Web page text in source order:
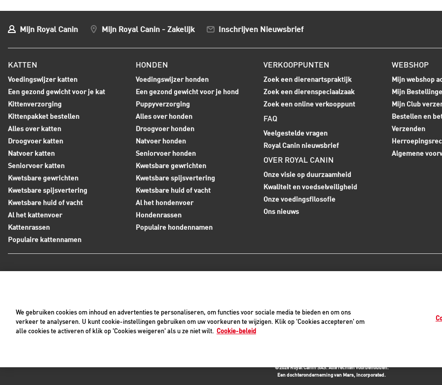
Mijn Royal Canin Mijn Royal Canin - Zakelijk Inschrijven Nieuwsbrief
KATTEN
Voedingswijzer katten
Een gezond gewicht voor je kat
Kittenverzorging
Kittenpakket bestellen
Alles over katten
Droogvoer katten
Natvoer katten
Seniorvoer katten
Kwetsbare gewrichten
Kwetsbare spijsvertering
Kwetsbare huid of vacht
Al het kattenvoer
Kattenrassen
Populaire kattennamen
HONDEN
Voedingswijzer honden
Een gezond gewicht voor je hond
Puppyverzorging
Alles over honden
Droogvoer honden
Natvoer honden
Seniorvoer honden
Kwetsbare gewrichten
Kwetsbare spijsvertering
Kwetsbare huid of vacht
Al het hondenvoer
Hondenrassen
Populaire hondennamen
VERKOOPPUNTEN
Zoek een dierenartspraktijk
Zoek een dierenspeciaalzaak
Zoek een online verkooppunt
FAQ
Veelgestelde vragen
Royal Canin nieuwsbrief
OVER ROYAL CANIN
Onze visie op duurzaamheid
Kwaliteit en voedselveiligheid
Onze voedingsfilosofie
Ons nieuws
WEBSHOP
Mijn webshop
Mijn
Mijn Club
Bestellen en
Verzenden
Algemene
+31(0)413-318418 Contact met ons opnemen
©2026 Royal Canin SAS. Alle rechten voorbehouden.
Een dochteronderneming van Mars, Incorporated.
We gebruiken cookies om inhoud en advertenties te personaliseren, om functies voor sociale media te bieden en om ons
verkeer te analyseren. U kunt cookie-instellingen gebruiken om uw voorkeuren te wijzigen. Klik op 'Cookies accepteren' om
alle cookies te activeren of klik op 'Cookies weigeren' als u ze niet wilt. Cookie-beleid